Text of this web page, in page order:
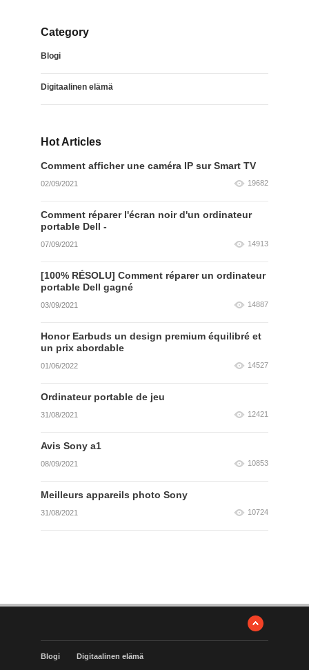
Category
Blogi
Digitaalinen elämä
Hot Articles
Comment afficher une caméra IP sur Smart TV
02/09/2021 19682
Comment réparer l'écran noir d'un ordinateur
portable Dell -
07/09/2021 14913
[100% RÉSOLU] Comment réparer un ordinateur
portable Dell gagné
03/09/2021 14887
Honor Earbuds un design premium équilibré et
un prix abordable
01/06/2022 14527
Ordinateur portable de jeu
31/08/2021 12421
Avis Sony a1
08/09/2021 10853
Meilleurs appareils photo Sony
31/08/2021 10724
Blogi Digitaalinen elämä